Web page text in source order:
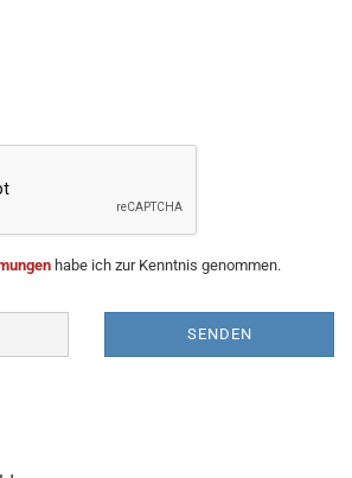
habe ich zur Kenntnis genommen.
SENDEN